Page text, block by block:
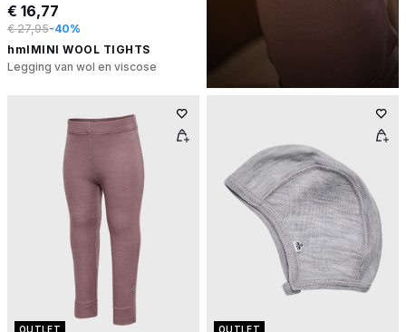
€ 16,77
€ 27,95-40%
hmlMINI WOOL TIGHTS
Legging van wol en viscose
OUTLET OUTLET